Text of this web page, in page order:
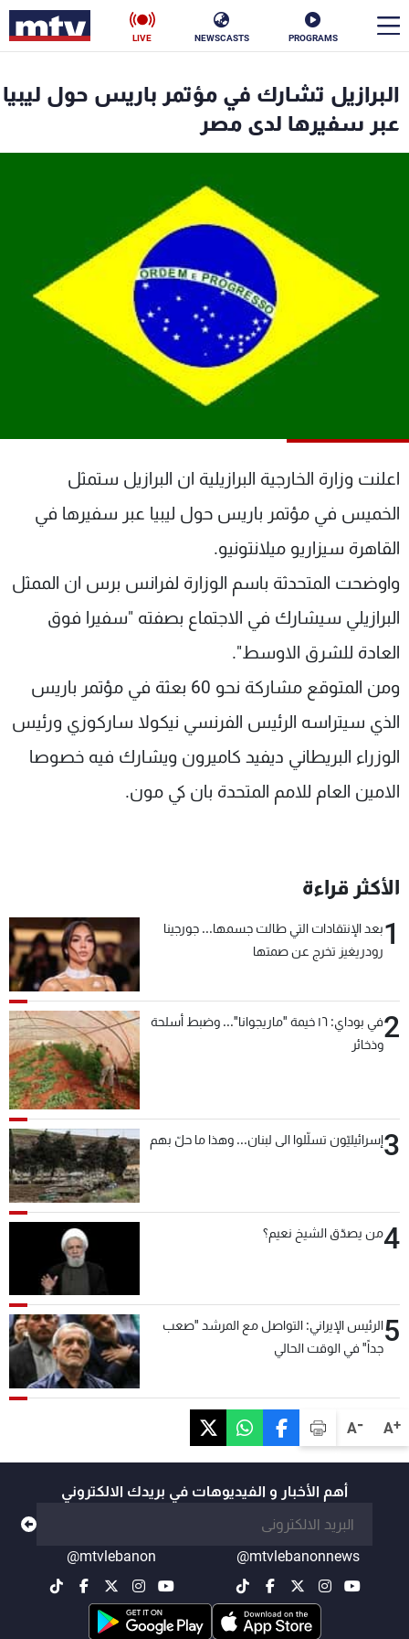
PROGRAMS
NEWSCASTS
LIVE
A+
A-
البرازيل تشارك في مؤتمر باريس حول ليبيا
عبر سفيرها لدى مصر
اعلنت وزارة الخارجية البرازيلية ان البرازيل ستمثل
الخميس في مؤتمر باريس حول ليبيا عبر سفيرها في
القاهرة سيزاريو ميلانتونيو.
واوضحت المتحدثة باسم الوزارة لفرانس برس ان الممثل
البرازيلي سيشارك في الاجتماع بصفته "سفيرا فوق
العادة للشرق الاوسط".
ومن المتوقع مشاركة نحو 60 بعثة في مؤتمر باريس
الذي سيتراسه الرئيس الفرنسي نيكولا ساركوزي ورئيس
الوزراء البريطاني ديفيد كاميرون ويشارك فيه خصوصا
الامين العام للامم المتحدة بان كي مون.
الأكثر قراءة
1بعد الإنتقادات التي طالت جسمها... جورجينا
رودريغيز تخرج عن صمتها
2
في بوداي: ١٦ خيمة "ماريجوانا"... وضبط أسلحة
وذخائر
3إسرائيليّون تسلّلوا الى لبنان... وهذا ما حلّ بهم
4من يصدّق الشيخ نعيم؟
5الرئيس الإيراني: التواصل مع المرشد "صعب
جداً" في الوقت الحالي
أهم الأخبار و الفيديوهات في بريدك الالكتروني
@mtvlebanonnews
@mtvlebanon
فن
رياضة
كأس العالم
عن MTV
لاعلاناتكم
وظائف
شروط الإسـتخدام